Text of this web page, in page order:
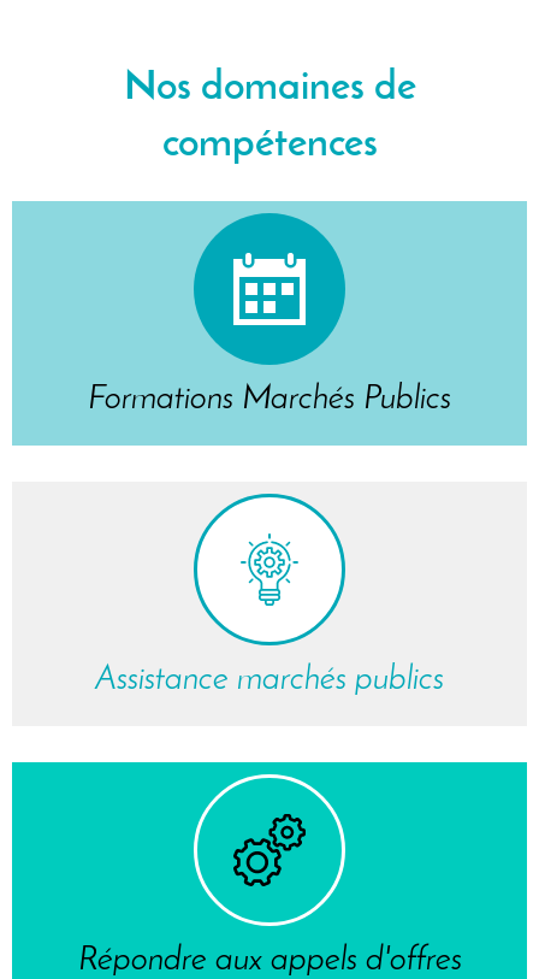
Nos domaines de
compétences
Formations Marchés Publics
Assistance marchés publics
Répondre aux appels d'offres